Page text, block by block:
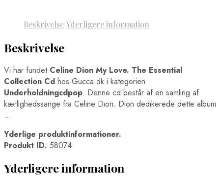
Beskrivelse Yderligere information
Beskrivelse
Vi har fundet Celine Dion My Love. The Essential
Collection Cd hos Gucca.dk i kategorien
Underholdningcdpop. Denne cd består af en samling af
kærlighedssange fra Celine Dion. Dion dedikerede dette album
…
Yderlige produktinformationer.
Produkt ID. 58074
Yderligere information